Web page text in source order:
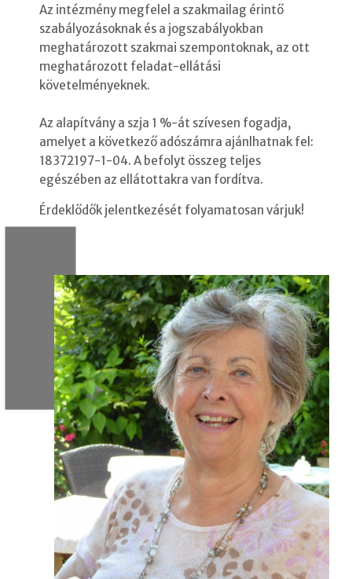
Az intézmény megfelel a szakmailag érintő
szabályozásoknak és a jogszabályokban
meghatározott szakmai szempontoknak, az ott
meghatározott feladat-ellátási
követelményeknek.
Az alapítvány a szja 1 %-át szívesen fogadja,
amelyet a következő adószámra ajánlhatnak fel:
18372197-1-04. A befolyt összeg teljes
egészében az ellátottakra van fordítva.
Érdeklődők jelentkezését folyamatosan várjuk!
2024